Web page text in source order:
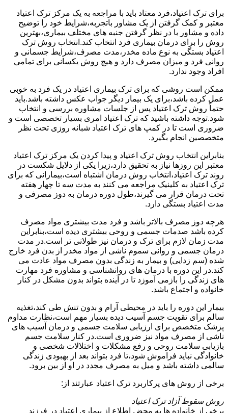
برای ترک اعتیاد،فرد معتاد باید با مراجعه به یک مرکز ترک اعتیاد
معتبر و کمک گرفتن از یک مشاور باتجربه،شرایط خود را توضیح
داده و مشاور با در نظر گرفتن جنبه های مختلف بیماری،بهترین
روش را برای درمان بیماری فرد انتخاب کند.انتخاب روش ترک
اعتیاد بستگی به نوع ماده مخدر،مدت مصرف،شرایط جسمانی و
روانی فرد و میزان مصرف دارد و هیچ روش یکسانی برای تمامی
افراد وجود ندارد.
ممکن است روشی که برای ترک بیماری اعتیاد در یک فرد به خوبی
عمل کرده باشد،برای یک بیمار دیگر جواب عکس داشته باشد.باید
حتماً روش ترک اعتیاد پس از جلسات مشاوره بررسی و انتخاب
شود.توجه داشته باشید که ترک اعتیاد امری بسیار تخصصی است و
ضروری است تا در کمپ های ترک اعتیاد شبانه روزی تحت نظر
متخصصین انجام بگیرد.
بنابراین انتخاب روش ترک اعتیاد و پیدا کردن یک مرکز ترک اعتیاد
معتبر این روزها نیاز به تحقیق دارد،زیرا یکی از دلایل شکست در
روند ترک اعتیاد،انتخاب روش درمان اشتباه است،بیمارانی که برای
ترک اعتیاد به کلینیک مراجعه می کنند به مدت سه تا چهار هفته
تحت درمان قرار می گیرند،طول دوره درمان به دوز مصرفی و
مدت اعتیاد بستگی دارد.
هرچه دوز مصرف بالاتر باشد و فرد مدت بیشتری مواد مصرف
کرده باشد صدمات جسمی و روحی بیشتری دیده است،بنابراین
مدت زمان لازم برای ترک و درمان نیز طولانی تر است.در مدت
درمان جسمی و روانی سموم ناشی از مواد مخدر از بدن فرد خارج
شده (سم زدایی) و بیمار به زندگی بدون مصرف مواد عادت می
کند.در این دوره با درمان های روانشناسی و مشاوره فرد مهارت
های زندگی را بازمی آموزد تا در آینده بتواند بدون مشکل در کنار
خانواده و اجتماع باشد.
بیمار این دوره را باید در محیطی آرام و بدون تنش طی کند،تغذیه
سالم برای تقویت جسم آسیب دیده بسیار مهم است،نظارت مداوم
پزشک متخصص برای ارزیابی سلامت جسمی و درمان آسیب های
ناشی از مصرف مواد نیز ضروری است.در کنار سلامت جسم
بازیابی سلامت روحی و رفع مشکلات و اختلالات شخصی و
خانوادگی نباید فراموش شود،تا فرد بتواند بعد از بهبودی زندگی
سالمی داشته باشد و میل به مصرف مجدد در او از بین برود.
برخی از روش های پرکاربرد ترک اعتیاد عبارتند از:
روش سقوط آزاد ترک اعتیاد
برخی از خانواده ها به محض اطلاع از بیماری اعتیاد در فرزند